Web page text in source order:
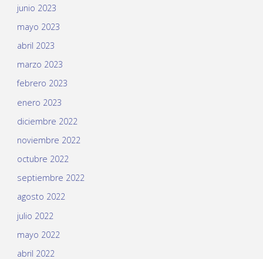
junio 2023
mayo 2023
abril 2023
marzo 2023
febrero 2023
enero 2023
diciembre 2022
noviembre 2022
octubre 2022
septiembre 2022
agosto 2022
julio 2022
mayo 2022
abril 2022